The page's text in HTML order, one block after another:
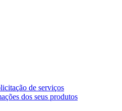
de serviços
dos seus produtos